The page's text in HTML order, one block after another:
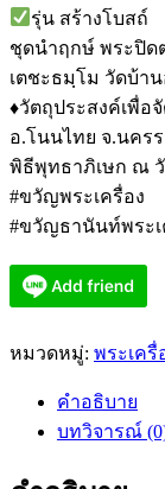
รุ่น สร้างโบสถ์
ชุดนำฤกษ์ พระปิด
เตชะธมฺโม วัดบ้า
♦️วัตถุประสงค์เพื่อ
อ.โนนไทย จ.นคร
พิธีพุทธาภิเษก ณ
#ขวัญพระเครื่อง
#ขวัญธานันท์พระเ
หมวดหมู่: พระเครื่
คำอธิบาย
บทวิจารณ์